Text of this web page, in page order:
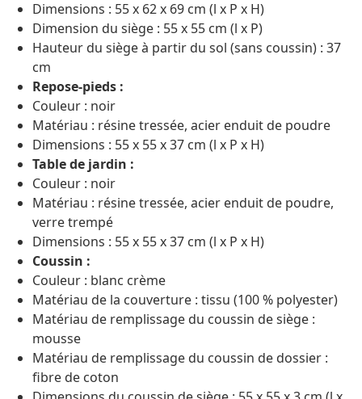
Dimensions : 55 x 62 x 69 cm (l x P x H)
Dimension du siège : 55 x 55 cm (l x P)
Hauteur du siège à partir du sol (sans coussin) : 37
cm
Repose-pieds :
Couleur : noir
Matériau : résine tressée, acier enduit de poudre
Dimensions : 55 x 55 x 37 cm (l x P x H)
Table de jardin :
Couleur : noir
Matériau : résine tressée, acier enduit de poudre,
verre trempé
Dimensions : 55 x 55 x 37 cm (l x P x H)
Coussin :
Couleur : blanc crème
Matériau de la couverture : tissu (100 % polyester)
Matériau de remplissage du coussin de siège :
mousse
Matériau de remplissage du coussin de dossier :
fibre de coton